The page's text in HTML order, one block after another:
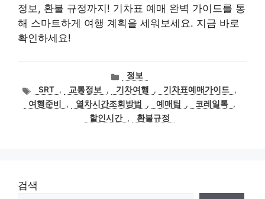
정보, 환불 규정까지! 기차표 예매 완벽 가이드를 통
해 스마트하게 여행 계획을 세워보세요. 지금 바로
확인하세요!
카
테
고
리
정보
태
그
SRT , 교통정보 , 기차여행 , 기차표예매가이드 ,
여행준비
, 열차시간조회방법 , 예매팁 , 코레일톡 ,
할인시간 , 환불규정
검색